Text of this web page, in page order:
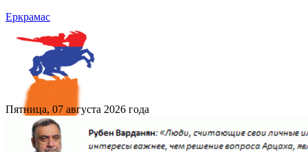
Еркрамас
Пятница, 07 августа 2026 года